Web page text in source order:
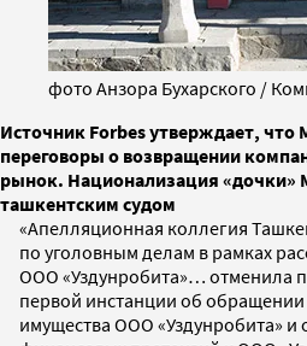
фото Анзора Бухарского /
Источник Forbes утверждает, что
переговоры о возвращении
рынок. Национализация «дочки»
ташкентским судом
«Апелляционная коллегия
по уголовным делам в рамках
ООО «Уздунробита»… отменила
первой инстанции об обращении
имущества ООО «Уздунробита»